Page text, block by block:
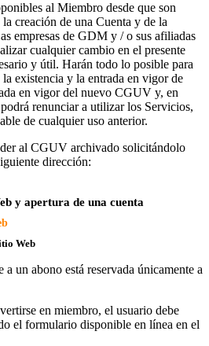
al Miembro desde que son
la creación de una Cuenta y de la
empresas de GDM y / o sus afiliadas
cualquier cambio en el presente
y útil. Harán todo lo posible para
existencia y la entrada en vigor de
en vigor del nuevo CGUV y, en
renunciar a utilizar los Servicios,
de cualquier uso anterior.
al CGUV archivado solicitándolo
dirección:
y apertura de una cuenta
Web
un abono está reservada únicamente a
en miembro, el usuario debe
el formulario disponible en línea en el